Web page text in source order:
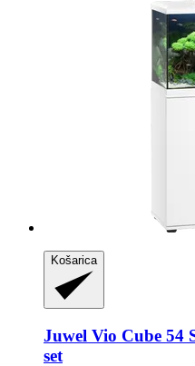
Košarica
Juwel Vio Cube 54
set